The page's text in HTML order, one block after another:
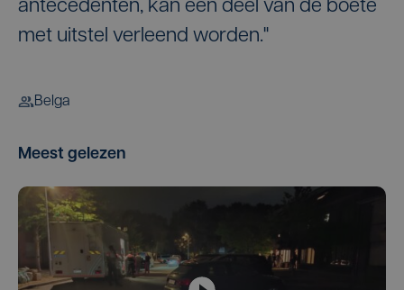
antecedenten, kan een deel van de boete
met uitstel verleend worden."
Belga
Meest gelezen